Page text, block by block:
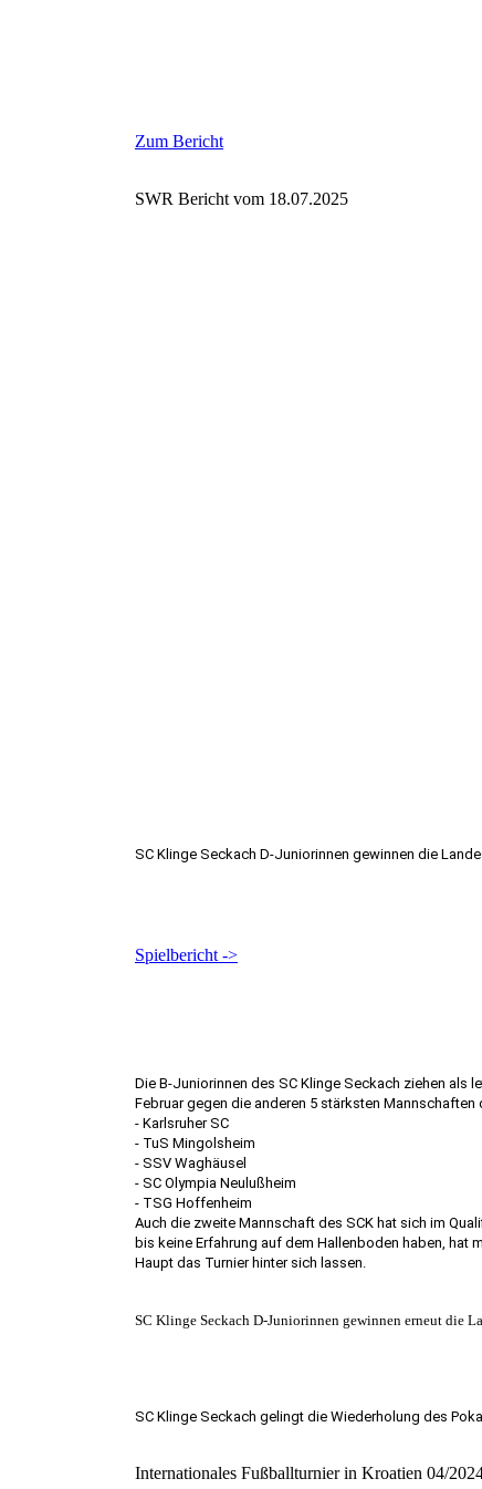
Zum Bericht
SWR Bericht vom 18.07.2025
SC Klinge Seckach D-Juniorinnen gewinnen die
Spielbericht ->
Die B-Juniorinnen des SC Klinge Seckach ziehen als
Februar gegen die anderen 5 stärksten
- Karlsruher SC
- TuS Mingolsheim
- SSV Waghäusel
- SC Olympia Neulußheim
- TSG Hoffenheim
Auch die zweite Mannschaft des SCK hat sich im
bis keine Erfahrung auf dem Hallenboden haben, hat
Haupt das Turnier hinter sich lassen.
SC Klinge Seckach D-Juniorinnen gewinnen erneut die
SC Klinge Seckach gelingt die Wiederholung des
Internationales Fußballturnier in Kroatien 04/